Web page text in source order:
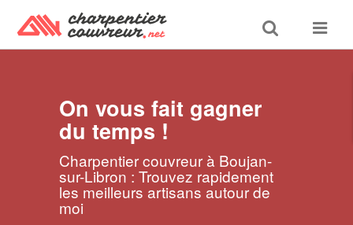
Toggle
search
Toggle
On vous fait gagner
du temps !
Charpentier couvreur à Boujan-
sur-Libron : Trouvez rapidement
les meilleurs artisans autour de
moi